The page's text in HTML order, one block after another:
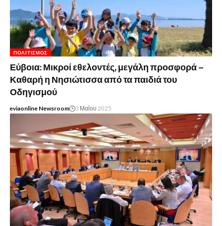
ΠΟΛΙΤΙΣΜΌΣ
Εύβοια: Μικροί εθελοντές, μεγάλη προσφορά –
Καθαρή η Νησιώτισσα από τα παιδιά του
Οδηγισμού
eviaonline Newsroom 3 Μαΐου 2025